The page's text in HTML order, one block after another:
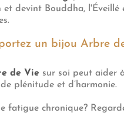
et devint Bouddha,
un bijou Arbre
de Viesur soi peut aider
plénitude et d’harmonie.
fatigue chronique?